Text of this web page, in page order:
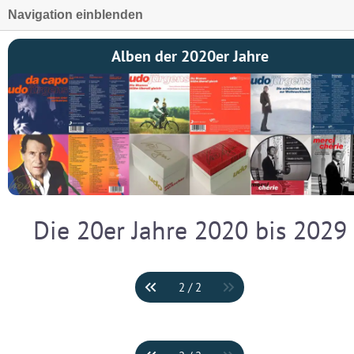
Navigation einblenden
Alben der 2020er Jahre
Die 20er Jahre 2020 bis 2029
2 / 2